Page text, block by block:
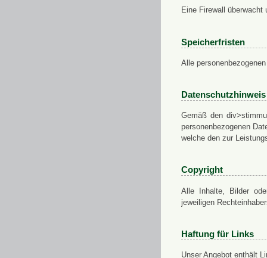
Eine Firewall
Speicherfristen
Alle
Datenschutzhinweis
Gemäß den
personenbezogenen
welche den zur
Copyright
Alle Inhalte, Bilder
jeweiligen
Haftung für Links
Unser Angebot enthält